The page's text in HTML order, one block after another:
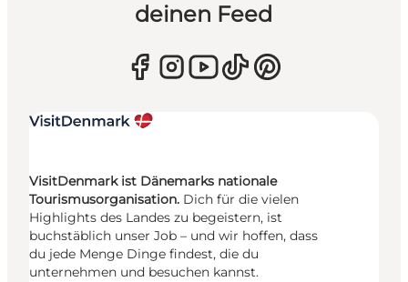
deinen Feed
VisitDenmark ist Dänemarks nationale
Tourismusorganisation. Dich für die vielen
Highlights des Landes zu begeistern, ist
buchstäblich unser Job – und wir hoffen, dass
du jede Menge Dinge findest, die du
unternehmen und besuchen kannst.